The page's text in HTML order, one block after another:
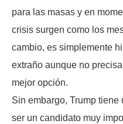
para las masas y en
crisis surgen como los
cambio, es simplemente
extraño aunque no
mejor opción.
Sin embargo, Trump tiene
ser un candidato muy